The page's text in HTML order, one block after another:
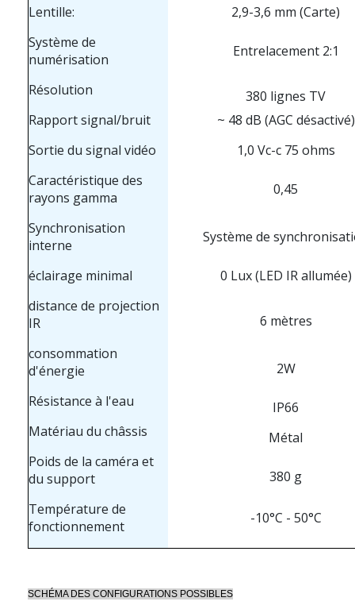
Lentille:
2,9-3,6 mm (Carte)
Système de
numérisation
Entrelacement 2:1
Résolution
380 lignes TV
Rapport signal/bruit
~ 48 dB (AGC désactivé)
Sortie du signal vidéo
1,0 Vc-c 75 ohms
Caractéristique des
rayons gamma
0,45
Synchronisation
interne
Système de
éclairage minimal
0 Lux (LED IR allumée)
distance de projection
IR
6 mètres
consommation
d'énergie
2W
Résistance à l'eau
IP66
Matériau du châssis
Métal
Poids de la caméra et
du support
380 g
Température de
fonctionnement
-10°C - 50°C
SCHÉMA DES CONFIGURATIONS POSSIBLES